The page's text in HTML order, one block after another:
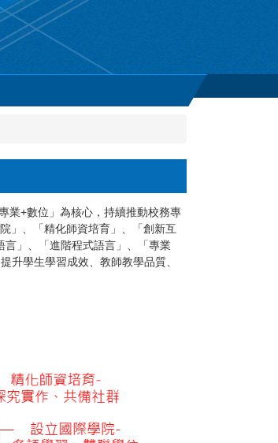
+數位」為核心，持續推動校務專
」、「精化師資培育」、「創新互
言」、「進階程式語言」、「專業
升學生學習成效、教師教學品質、